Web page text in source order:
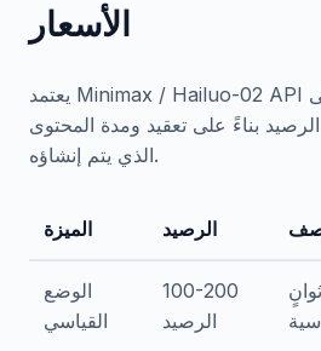
الأسعار
يعتمد Minimax / Hailuo-02 API نموذج تسعير قائم على
بناءً على تعقيد ومدة المحتوى
الذي يتم إنشاؤه.
الميزة الرصيد
الوضع
القياسي
100-200
الرصيد
فيديو مدته 5-10 ثوانٍ